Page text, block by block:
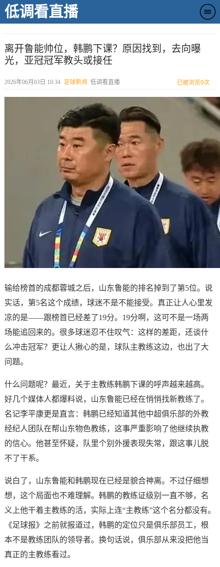
低调看直播
离开鲁能帅位，韩鹏下课？原因找到，去向曝
光，亚冠冠军教头或接任
2026年06月03日 10:34 足球新闻 低调看直播 已被浏览9次
输给榜首的成都蓉城之后，山东鲁能的排名掉到了第5位。说
实话，第5名这个成绩，球迷不是不能接受。真正让人心里发
凉的是——跟榜首已经差了19分。19分啊，这可不是一场两
场能追回来的。很多球迷忍不住叹气：这样的差距，还谈什
么冲击冠军？更让人揪心的是，球队主教练这边，也出了大
问题。
什么问题呢？最近，关于主教练韩鹏下课的呼声越来越高。
好几个媒体人都爆料说，山东鲁能已经在悄悄找新教练了。
名记李平康更是直言：韩鹏已经知道其他中超俱乐部的外教
经纪人团队在帮山东物色教练，这事严重影响了他继续执教
的信心。他甚至怀疑，队里个别外援表现失常，跟这事儿脱
不了干系。
说白了，山东鲁能和韩鹏现在已经是貌合神离。不过仔细想
想，这个局面也不难理解。韩鹏的教练证级别一直不够，名
义上他干着主教练的活，实际上连“主教练”这个名分都没有。
《足球报》之前就报道过，韩鹏的定位只是俱乐部员工，根
本不是教练团队的领导者。换句话说，俱乐部从来没把他当
真正的主教练看过。